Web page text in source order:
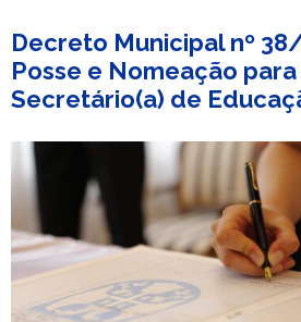
Decreto Municipal nº
Posse e Nomeação
Secretário(a) de